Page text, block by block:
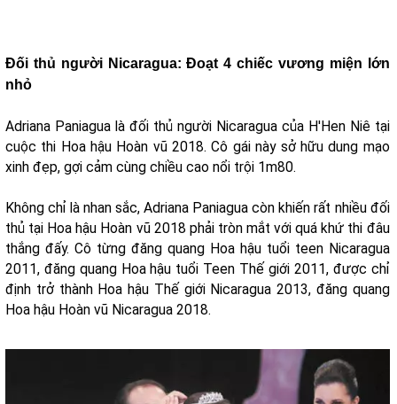
Đối thủ người Nicaragua: Đoạt 4 chiếc vương miện lớn
nhỏ
Adriana Paniagua là đối thủ người Nicaragua của H'Hen Niê tại
cuộc thi Hoa hậu Hoàn vũ 2018. Cô gái này sở hữu dung mạo
xinh đẹp, gợi cảm cùng chiều cao nổi trội 1m80.
Không chỉ là nhan sắc, Adriana Paniagua còn khiến rất nhiều đối
thủ tại Hoa hậu Hoàn vũ 2018 phải tròn mắt với quá khứ thi đâu
thắng đấy. Cô từng đăng quang Hoa hậu tuổi teen Nicaragua
2011, đăng quang Hoa hậu tuổi Teen Thế giới 2011, được chỉ
định trở thành Hoa hậu Thế giới Nicaragua 2013, đăng quang
Hoa hậu Hoàn vũ Nicaragua 2018.